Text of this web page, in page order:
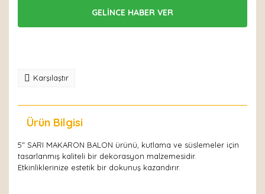
GELİNCE HABER VER
Karşılaştır
Ürün Bilgisi
5" SARI MAKARON BALON ürünü, kutlama ve süslemeler için
tasarlanmış kaliteli bir dekorasyon malzemesidir.
Etkinliklerinize estetik bir dokunuş kazandırır.